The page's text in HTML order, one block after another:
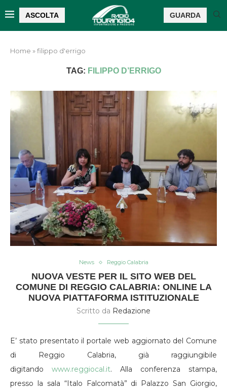
ASCOLTA GUARDA
Home »filippo d'errigo
TAG: FILIPPO D’ERRIGO
News Reggio Calabria
NUOVA VESTE PER IL SITO WEB DEL
COMUNE DI REGGIO CALABRIA: ONLINE LA
NUOVA PIATTAFORMA ISTITUZIONALE
Scritto da Redazione
E’ stato presentato il portale web aggiornato del Comune
di Reggio Calabria, già raggiungibile
digitando www.reggiocal.it. Alla conferenza stampa,
presso la sala “Italo Falcomatà” di Palazzo San Giorgio,